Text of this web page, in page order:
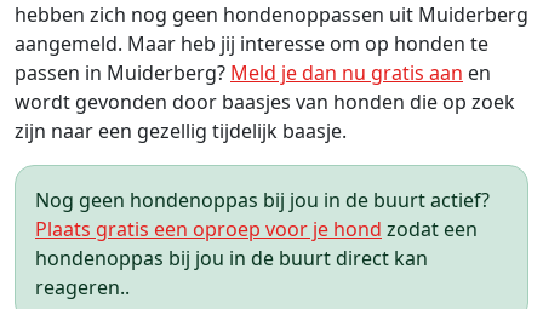
hebben zich nog geen hondenoppassen uit Muiderberg
aangemeld. Maar heb jij interesse om op honden te
passen in Muiderberg? Meld je dan nu gratis aan en
wordt gevonden door baasjes van honden die op zoek
zijn naar een gezellig tijdelijk baasje.
Nog geen hondenoppas bij jou in de buurt actief?
Plaats gratis een oproep voor je hond zodat een
hondenoppas bij jou in de buurt direct kan
reageren..